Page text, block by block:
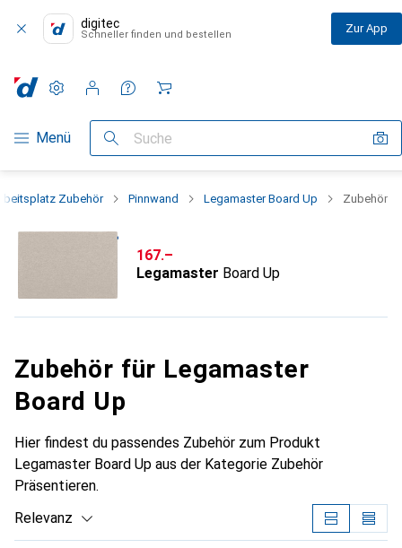
digitec
Schneller finden und bestellen Zur App
Navigation nach Kategorien
Menü Suche
Einstellungen
Kundenkonto
Vergleichslisten
Merklisten
Warenkorb
Zubehör Pinnwand Legamaster Board Up Zubehör
CHF
167.–
Legamaster Board Up
Zubehör für Legamaster
Board Up
Hier findest du passendes Zubehör zum Produkt
Legamaster Board Up aus der Kategorie Zubehör
Präsentieren.
Relevanz